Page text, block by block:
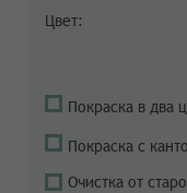
Цвет:
Покраска в два
Покраска с
Очистка от